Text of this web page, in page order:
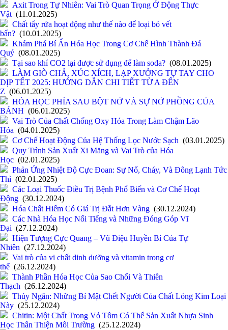
Axit Trong Tự Nhiên: Vai Trò Quan Trọng Ở Động Thực
Vật (11.01.2025)
Chất tẩy rửa hoạt động như thế nào để loại bỏ vết
bẩn? (10.01.2025)
Khám Phá Bí Ẩn Hóa Học Trong Cơ Chế Hình Thành Đá
Quý (08.01.2025)
Tại sao khí CO2 lại được sử dụng để làm soda? (08.01.2025)
LÀM GIÒ CHẢ, XÚC XÍCH, LẠP XƯỞNG TỰ TAY CHO
DỊP TẾT 2025: HƯỚNG DẪN CHI TIẾT TỪ A ĐẾN
Z (06.01.2025)
HÓA HỌC PHÍA SAU BỘT NỞ VÀ SỰ NỞ PHỒNG CỦA
BÁNH (06.01.2025)
Vai Trò Của Chất Chống Oxy Hóa Trong Làm Chậm Lão
Hóa (04.01.2025)
Cơ Chế Hoạt Động Của Hệ Thống Lọc Nước Sạch (03.01.2025)
Quy Trình Sản Xuất Xi Măng và Vai Trò của Hóa
Học (02.01.2025)
Phản Ứng Nhiệt Độ Cực Đoan: Sự Nổ, Cháy, Và Đông Lạnh Tức
Thì (02.01.2025)
Các Loại Thuốc Điều Trị Bệnh Phổ Biến và Cơ Chế Hoạt
Động (30.12.2024)
Hóa Chất Hiếm Có Giá Trị Đắt Hơn Vàng (30.12.2024)
Các Nhà Hóa Học Nổi Tiếng và Những Đóng Góp Vĩ
Đại (27.12.2024)
Hiện Tượng Cực Quang – Vũ Điệu Huyền Bí Của Tự
Nhiên (27.12.2024)
Vai trò của vi chất dinh dưỡng và vitamin trong cơ
thể (26.12.2024)
Thành Phần Hóa Học Của Sao Chổi Và Thiên
Thạch (26.12.2024)
Thủy Ngân: Những Bí Mật Chết Người Của Chất Lỏng Kim Loại
Này (25.12.2024)
Chitin: Một Chất Trong Vỏ Tôm Có Thể Sản Xuất Nhựa Sinh
Học Thân Thiện Môi Trường (25.12.2024)